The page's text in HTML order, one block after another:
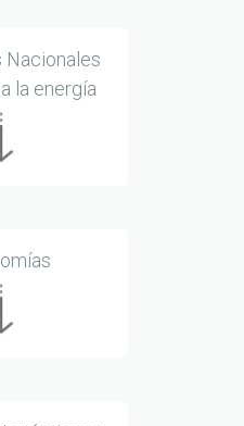
Nacionales
la energía